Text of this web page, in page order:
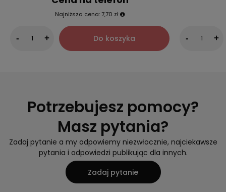
Najniższa cena: 7,70 zł
- + Do koszyka - +
Potrzebujesz pomocy?
Masz pytania?
Zadaj pytanie a my odpowiemy niezwłocznie, najciekawsze
pytania i odpowiedzi publikując dla innych.
Zadaj pytanie